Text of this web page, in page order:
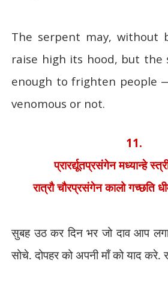
The serpent may, without
raise high its hood, but the
enough to frighten people
venomous or not.
11.
प्रारर्द्यूतप्रसंगेन मध्यान्हे
रात्रौ चौरप्रसंगेन कालो गच्छति
सुबह उठ कर दिन भर जो दाव आप
सोचे. दोपहर को अपनी माँ को याद करे.